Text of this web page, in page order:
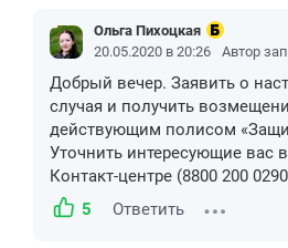
Ольга Пихоцкая
20.05.2020 в 20:26
Автор
Добрый вечер. Заявить о
случая и получить
действующим полисом
Уточнить интересующие вас
Контакт-центре (8800 200
5
Ответить